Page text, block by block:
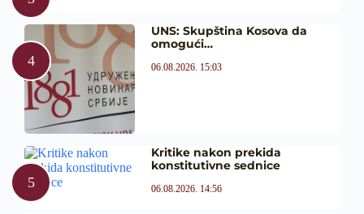
UNS: Skupština Kosova da
omogući…
06.08.2026. 15:03
Kritike nakon prekida
konstitutivne sednice
06.08.2026. 14:56